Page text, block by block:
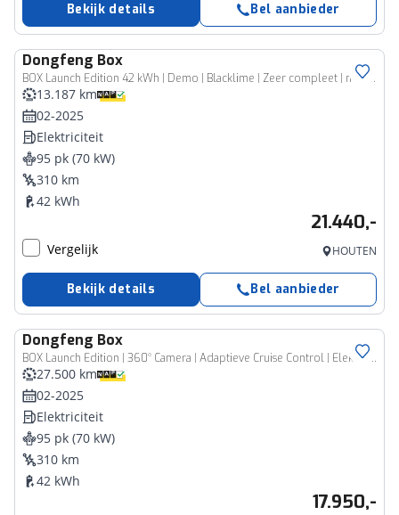
Bekijk details Bel aanbieder
Dongfeng Box
BOX Launch Edition 42 kWh | Demo | Blacklime | Zeer compleet | meer dan 310 km range | 360 graden camera | Stoelkoeling/verwarming | Apple Carplay/ Android auto |
13.187 km
02-2025
Elektriciteit
95 pk (70 kW)
310 km
42 kWh
21.440,-
Vergelijk HOUTEN
Bekijk details Bel aanbieder
Dongfeng Box
BOX Launch Edition | 360° Camera | Adaptieve Cruise Control | Elektrisch Verstelbare Bestuurdersstoel + Geheugen | Stoelverwarming Bestuurder | Stoelventilatie Bestuurder | Apple Carplay | Android Auto | Sfeerverlichting | Elektrisch Inklapbare Buitenspiegels
27.500 km
02-2025
Elektriciteit
95 pk (70 kW)
310 km
42 kWh
17.950,-